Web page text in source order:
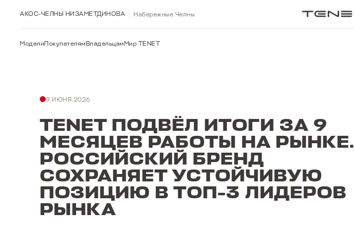
МоделиПокупателямВладельцамМир TENET
АКОС-ЧЕЛНЫ НИЗАМЕТДИНОВА Набережные Челны
9 ИЮНЯ 2026
TENET ПОДВЁЛ ИТОГИ ЗА 9
МЕСЯЦЕВ РАБОТЫ НА РЫНКЕ.
РОССИЙСКИЙ БРЕНД
СОХРАНЯЕТ УСТОЙЧИВУЮ
ПОЗИЦИЮ В ТОП-3 ЛИДЕРОВ
РЫНКА